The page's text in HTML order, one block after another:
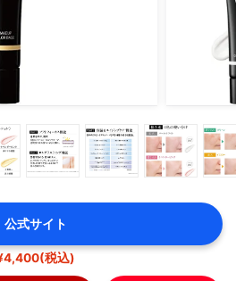
公式サイト
税込)